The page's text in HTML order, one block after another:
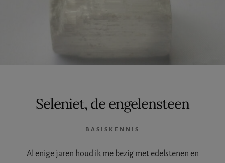
Seleniet, de engelensteen
BASISKENNIS
Al enige jaren houd ik me bezig met edelstenen en